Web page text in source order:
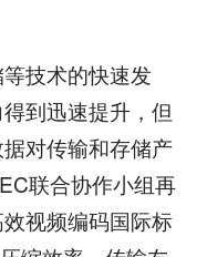
技术的快速发
到迅速提升，但
对传输和存储产
联合协作小组再
视频编码国际标